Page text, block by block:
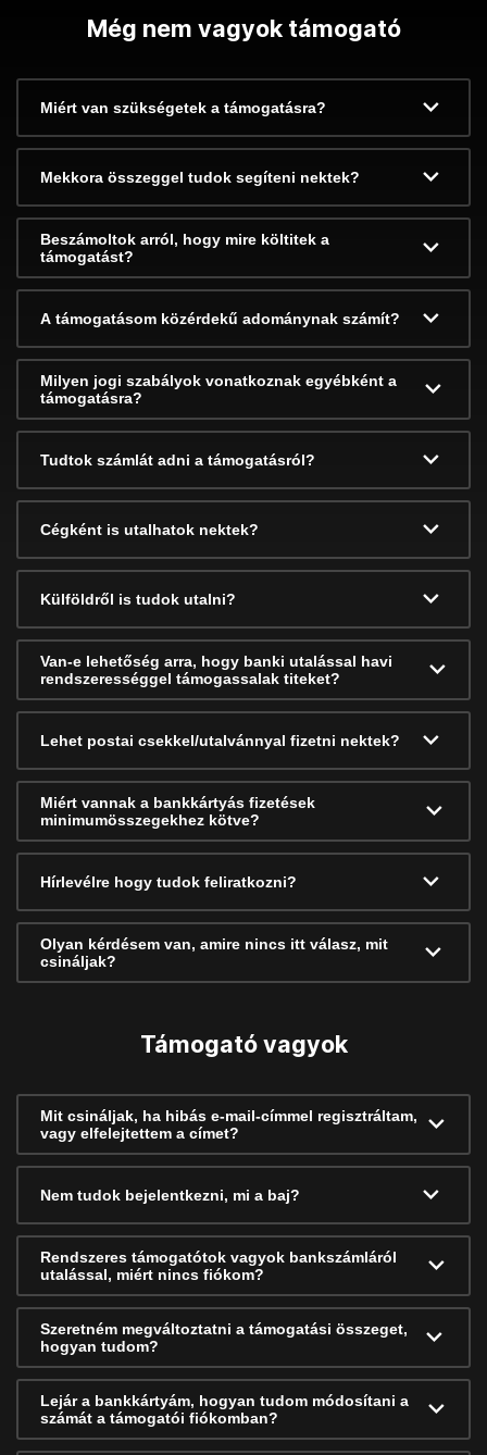
Még nem vagyok támogató
Miért van szükségetek a támogatásra?
Mekkora összeggel tudok segíteni nektek?
Beszámoltok arról, hogy mire költitek a
támogatást?
A támogatásom közérdekű adománynak számít?
Milyen jogi szabályok vonatkoznak egyébként a
támogatásra?
Tudtok számlát adni a támogatásról?
Cégként is utalhatok nektek?
Külföldről is tudok utalni?
Van-e lehetőség arra, hogy banki utalással havi
rendszerességgel támogassalak titeket?
Lehet postai csekkel/utalvánnyal fizetni nektek?
Miért vannak a bankkártyás fizetések
minimumösszegekhez kötve?
Hírlevélre hogy tudok feliratkozni?
Olyan kérdésem van, amire nincs itt válasz, mit
csináljak?
Támogató vagyok
Mit csináljak, ha hibás e-mail-címmel regisztráltam,
vagy elfelejtettem a címet?
Nem tudok bejelentkezni, mi a baj?
Rendszeres támogatótok vagyok bankszámláról
utalással, miért nincs fiókom?
Szeretném megváltoztatni a támogatási összeget,
hogyan tudom?
Lejár a bankkártyám, hogyan tudom módosítani a
számát a támogatói fiókomban?